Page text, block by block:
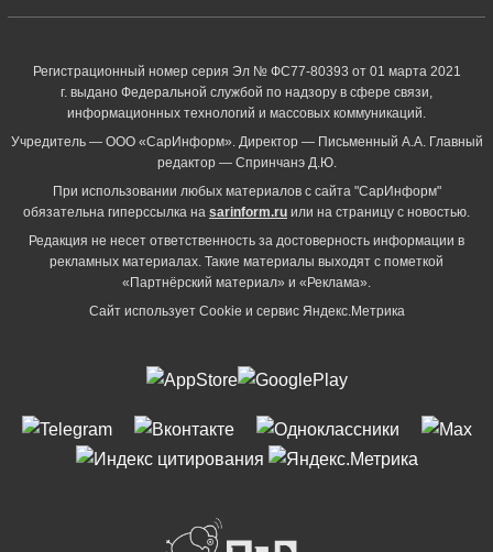
Регистрационный номер серия Эл № ФС77-80393 от 01 марта 2021
г. выдано Федеральной службой по надзору в сфере связи,
информационных технологий и массовых коммуникаций.
Учредитель — ООО «СарИнформ». Директор — Письменный А.А. Главный
редактор — Спринчанэ Д.Ю.
При использовании любых материалов с сайта "СарИнформ"
обязательна гиперссылка на sarinform.ru или на страницу с новостью.
Редакция не несет ответственность за достоверность информации в
рекламных материалах. Такие материалы выходят с пометкой
«Партнёрский материал» и «Реклама».
Сайт использует Cookie и сервиc Яндекс.Метрика